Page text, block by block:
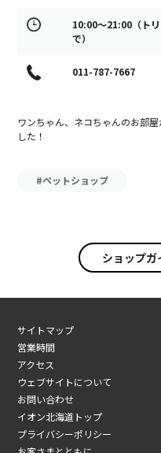
10:00～21:00（ト
で）
011-787-7667
ワンちゃん、ネコちゃんのお部
した！
#ペットショップ
ショップガ
サイトマップ
営業時間
アクセス
ウェブサイトについて
お問い合わせ
イオン北海道トップ
プライバシーポリシー